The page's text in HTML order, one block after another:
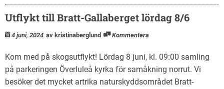
Utflykt till Bratt-Gallaberget lördag 8/6
4 juni, 2024 av kristinaberglund Kommentera
Kom med på skogsutflykt! Lördag 8 juni, kl. 09:00 samling
på parkeringen Överluleå kyrka för samåkning norrut. Vi
besöker det mycket artrika naturskyddsområdet Bratt-